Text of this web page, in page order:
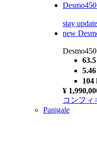
stay
new
104
¥
コンフィ
Panigale